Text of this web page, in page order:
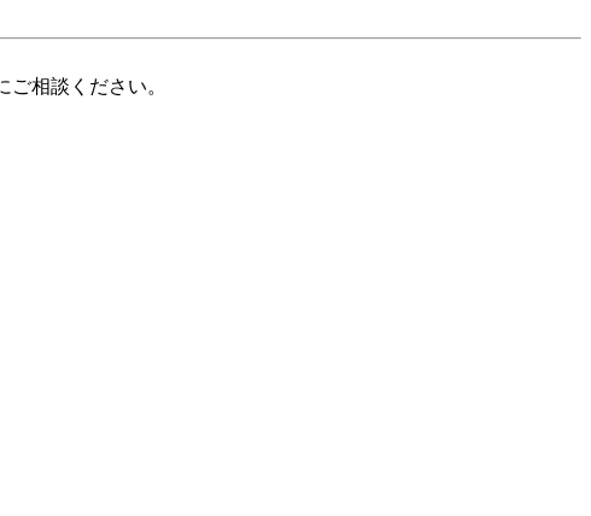
相談ください。